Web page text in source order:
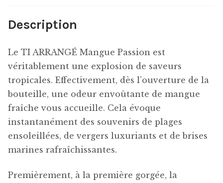
Description
Le TI ARRANGÉ Mangue Passion est
véritablement une explosion de saveurs
tropicales. Effectivement, dès l’ouverture de la
bouteille, une odeur envoûtante de mangue
fraîche vous accueille. Cela évoque
instantanément des souvenirs de plages
ensoleillées, de vergers luxuriants et de brises
marines rafraîchissantes.
Premièrement, à la première gorgée, la